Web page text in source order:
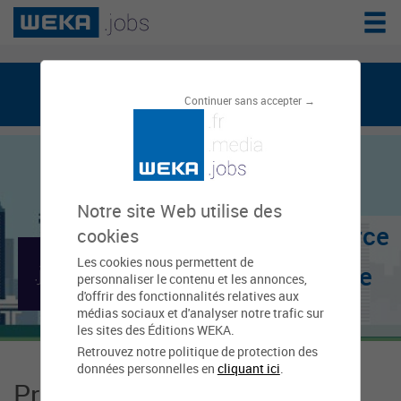
Continuer sans accepter →
Notre site Web utilise des
cookies
Les cookies nous permettent de
personnaliser le contenu et les annonces,
d'offrir des fonctionnalités relatives aux
médias sociaux et d'analyser notre trafic sur
les sites des Éditions WEKA.
Retrouvez notre politique de protection des
données personnelles en cliquant ici.
weka.jobs, le réseau de l'emploi public
Chambre de commerce
et d'industrie (CCI) de
Bordeaux